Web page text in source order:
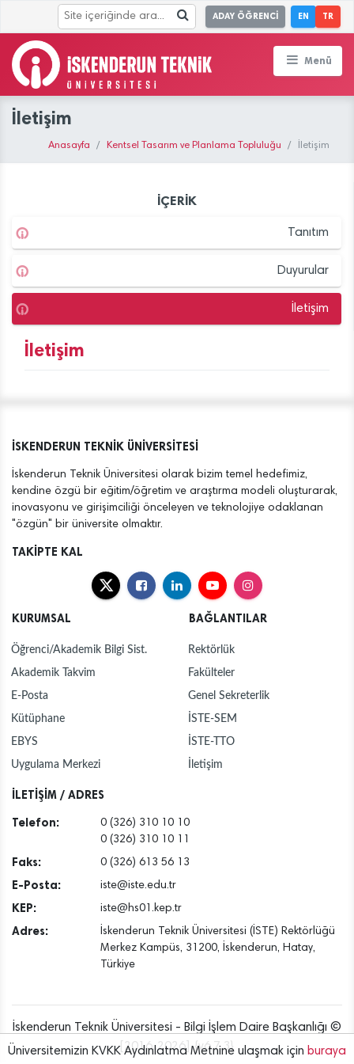
ADAY ÖĞRENCİ EN TR
Menü
İletişim
Anasayfa Kentsel Tasarım ve Planlama Topluluğu İletişim
İÇERİK
Tanıtım
Duyurular
İletişim
İletişim
İSKENDERUN TEKNİK ÜNİVERSİTESİ
İskenderun Teknik Üniversitesi olarak bizim temel hedefimiz,
kendine özgü bir eğitim/öğretim ve araştırma modeli oluşturarak,
inovasyonu ve girişimciliği önceleyen ve teknolojiye odaklanan
"özgün" bir üniversite olmaktır.
TAKİPTE KAL
KURUMSAL
Öğrenci/Akademik Bilgi Sist.
Akademik Takvim
E-Posta
Kütüphane
EBYS
Uygulama Merkezi
BAĞLANTILAR
Rektörlük
Fakülteler
Genel Sekreterlik
İSTE-SEM
İSTE-TTO
İletişim
İLETİŞİM / ADRES
Telefon:
0 (326) 310 10 10
0 (326) 310 10 11
Faks: 0 (326) 613 56 13
E-Posta: iste@iste.edu.tr
KEP: iste@hs01.kep.tr
Adres:
İskenderun Teknik Üniversitesi (İSTE) Rektörlüğü
Merkez Kampüs, 31200, İskenderun, Hatay,
Türkiye
İskenderun Teknik Üniversitesi - Bilgi İşlem Daire Başkanlığı ©
[2016..2026] {v6.7.3}
Üniversitemizin KVKK Aydınlatma Metnine ulaşmak için buraya